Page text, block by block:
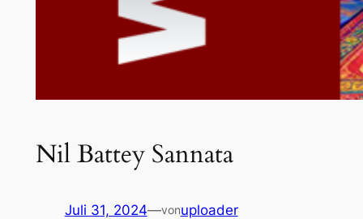
Nil Battey Sannata
Juli 31, 2024—vonuploader